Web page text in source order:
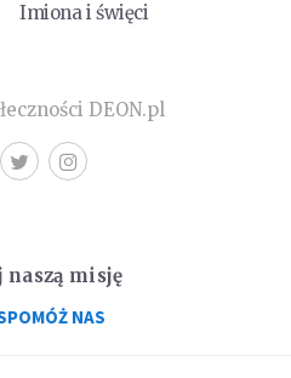
Imiona i święci
DEON.pl
naszą misję
NAS